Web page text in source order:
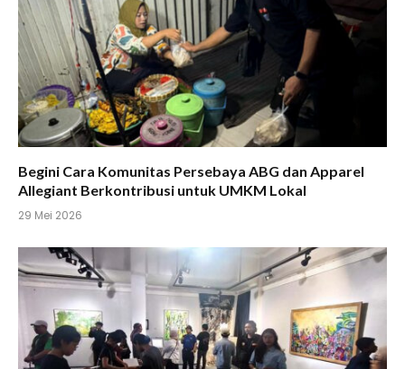
Begini Cara Komunitas Persebaya ABG dan Apparel
Allegiant Berkontribusi untuk UMKM Lokal
29 Mei 2026